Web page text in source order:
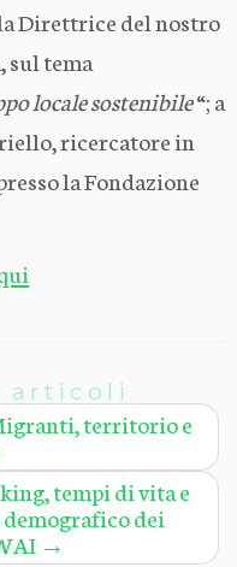
Direttrice del nostro
sul tema
locale sostenibile“; a
ricercatore in
la Fondazione
articoli
territorio e
tempi di vita e
dei
→